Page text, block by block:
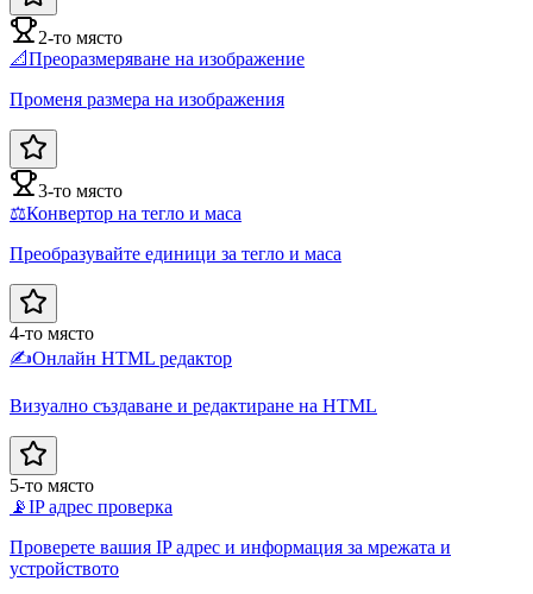
2-то място
📐Преоразмеряване на изображение
Променя размера на изображения
3-то място
⚖️Конвертор на тегло и маса
Преобразувайте единици за тегло и маса
4-то място
✍️Онлайн HTML редактор
Визуално създаване и редактиране на HTML
5-то място
📡IP адрес проверка
Проверете вашия IP адрес и информация за мрежата и
устройството